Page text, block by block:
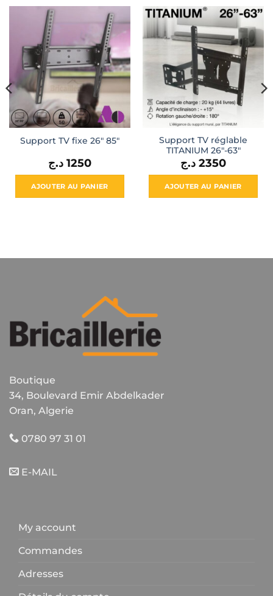
Support TV fixe 26″ 85″
1250 د.ج
AJOUTER AU PANIER
Support TV réglable
TITANIUM 26″-63″
2350 د.ج
AJOUTER AU PANIER
Boutique
34, Boulevard Emir Abdelkader
Oran, Algerie
0780 97 31 01
E-MAIL
My account
Commandes
Adresses